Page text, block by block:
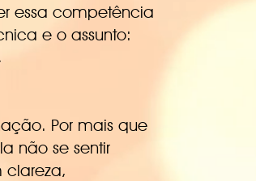
essa competência
e o assunto:
Por mais que
não se sentir
clareza,